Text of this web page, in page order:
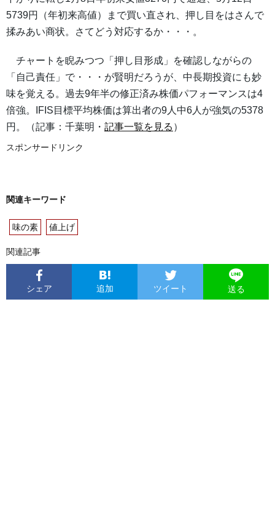
5739円（年初来高値）まで買い直され、押し目をはさんで
揉みあい商状。さてどう対応するか・・・。
チャートを睨みつつ「押し目形成」を確認しながらの
「自己責任」で・・・が賢明だろうが、中長期投資にも妙
味を覚える。過去9年半の修正済み株価パフォーマンスは4
倍強。IFIS目標平均株価は算出者の9人中6人が強気の5378
円。（記事：千葉明・ 記事一覧を見る ）
スポンサードリンク
関連キーワード
味の素 値上げ
関連記事
シェア 追加 ツイート 送る